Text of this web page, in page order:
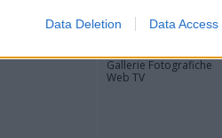
Data Deletion Data Access
Gallerie Fotografiche
Web TV